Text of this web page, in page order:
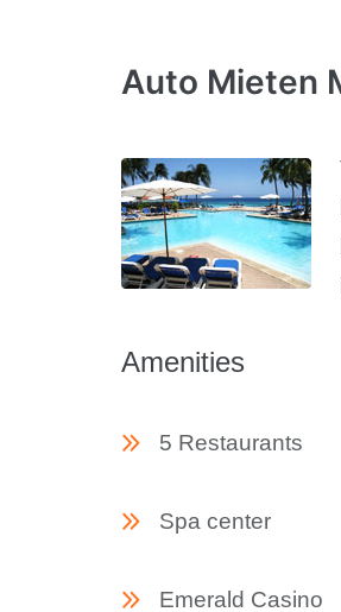
Auto Mieten
Amenities
5 Restaurants
Spa center
Emerald Casino